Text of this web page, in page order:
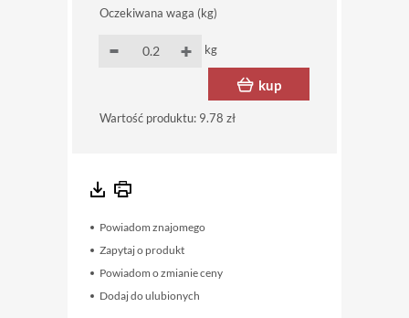
Oczekiwana waga (kg)
kg
kup
Wartość produktu: 9.78 zł
Powiadom znajomego
Zapytaj o produkt
Powiadom o zmianie ceny
Dodaj do ulubionych